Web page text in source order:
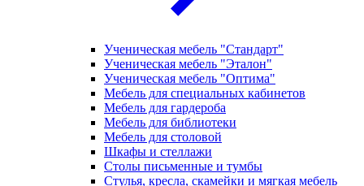
Ученическая мебель "Стандарт"
Ученическая мебель "Эталон"
Ученическая мебель "Оптима"
Мебель для специальных кабинетов
Мебель для гардероба
Мебель для библиотеки
Мебель для столовой
Шкафы и стеллажи
Столы письменные и тумбы
Стулья, кресла, скамейки и мягкая мебель